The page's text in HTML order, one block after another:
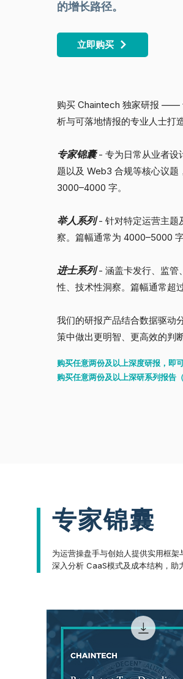
的增长路径。
立即购买
购买 Chaintech 独家研报 ——
析与可落地情报的专业人士打
专家锦囊- 专为日常从业者设
题以及 Web3 合规等核心议
3000–4000 字。
举人系列- 针对特定运营主题
察。篇幅通常为 4000–5000 字
进士系列- 涵盖卡发行、监管
性、技术性洞察。篇幅通常超
我们的研报产品结合数据驱动
策中做出更明智、更高效的判断
购买任意两份及以上深度研报，即
购买任意两份及以上深研系列报告
专家锦囊
为运营操盘手与创始人提供实用框架
深入分析 CaaS模式及成本结构，助